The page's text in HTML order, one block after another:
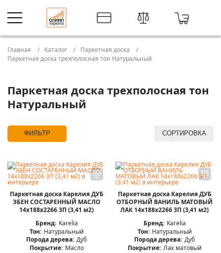
Главная Каталог
Паркетная доска
Паркетная доска трехполосная тон Натуральный
Паркетная доска трехполосная тон
Натуральный
ФИЛЬТР СОРТИРОВКА
Паркетная доска Карелия ДУБ
ЭБЕН СОСТАРЕННЫЙ МАСЛО
14x188x2266 3П (3,41 м2)
Бренд: Karelia
Тон: Натуральный
Порода дерева: Дуб
Покрытие: Масло
Паркетная доска Карелия ДУБ
ОТБОРНЫЙ ВАНИЛЬ МАТОВЫЙ
ЛАК 14x188x2266 3П (3,41 м2)
Бренд: Karelia
Тон: Натуральный
Порода дерева: Дуб
Покрытие: Лак матовый